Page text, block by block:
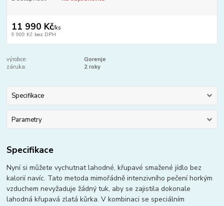
11 990 Kč/ks
9 909 Kč bez DPH
výrobce:
Gorenje
záruka:
2 roky
Specifikace
Parametry
Specifikace
Nyní si můžete vychutnat lahodné, křupavé smažené jídlo bez
kalorií navíc. Tato metoda mimořádně intenzivního pečení horkým
vzduchem nevyžaduje žádný tuk, aby se zajistila dokonale
lahodná křupavá zlatá kůrka. V kombinaci se speciálním